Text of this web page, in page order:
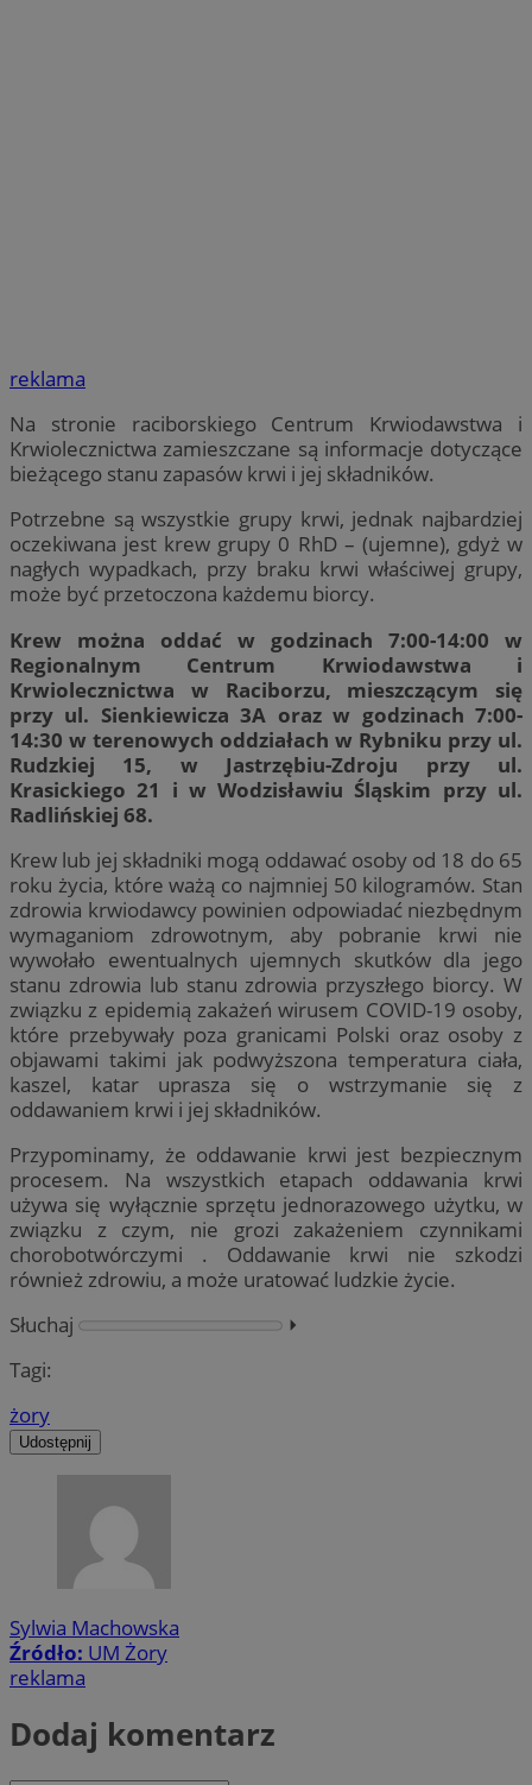
reklama
Na stronie raciborskiego Centrum Krwiodawstwa i
Krwiolecznictwa zamieszczane są informacje dotyczące
bieżącego stanu zapasów krwi i jej składników.
Potrzebne są wszystkie grupy krwi, jednak najbardziej
oczekiwana jest krew grupy 0 RhD – (ujemne), gdyż w
nagłych wypadkach, przy braku krwi właściwej grupy,
może być przetoczona każdemu biorcy.
Krew można oddać w godzinach 7:00-14:00 w
Regionalnym Centrum Krwiodawstwa i
Krwiolecznictwa w Raciborzu, mieszczącym się
przy ul. Sienkiewicza 3A oraz w godzinach 7:00-
14:30 w terenowych oddziałach w Rybniku przy ul.
Rudzkiej 15, w Jastrzębiu-Zdroju przy ul.
Krasickiego 21 i w Wodzisławiu Śląskim przy ul.
Radlińskiej 68.
Krew lub jej składniki mogą oddawać osoby od 18 do 65
roku życia, które ważą co najmniej 50 kilogramów. Stan
zdrowia krwiodawcy powinien odpowiadać niezbędnym
wymaganiom zdrowotnym, aby pobranie krwi nie
wywołało ewentualnych ujemnych skutków dla jego
stanu zdrowia lub stanu zdrowia przyszłego biorcy. W
związku z epidemią zakażeń wirusem COVID-19 osoby,
które przebywały poza granicami Polski oraz osoby z
objawami takimi jak podwyższona temperatura ciała,
kaszel, katar uprasza się o wstrzymanie się z
oddawaniem krwi i jej składników.
Przypominamy, że oddawanie krwi jest bezpiecznym
procesem. Na wszystkich etapach oddawania krwi
używa się wyłącznie sprzętu jednorazowego użytku, w
związku z czym, nie grozi zakażeniem czynnikami
chorobotwórczymi . Oddawanie krwi nie szkodzi
również zdrowiu, a może uratować ludzkie życie.
Słuchaj
⏵︎
Tagi:
żory
Udostępnij
Sylwia Machowska
Źródło: UM Żory
reklama
Dodaj komentarz